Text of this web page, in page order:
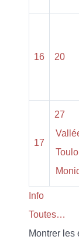
16 20
17
27
Info
Toutes…
Montrer les